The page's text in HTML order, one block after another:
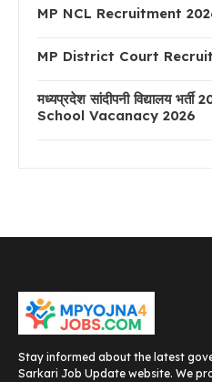
MP NCL Recruitment
MP District Court
मध्यप्रदेश सांदीपनी विद्यालय
School Vacanacy 2026
Stay informed about the latest
Sarkari Job Update website. We